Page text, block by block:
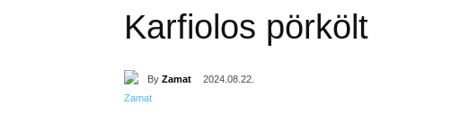
Karfiolos pörkölt
By Zamat 2024.08.22.